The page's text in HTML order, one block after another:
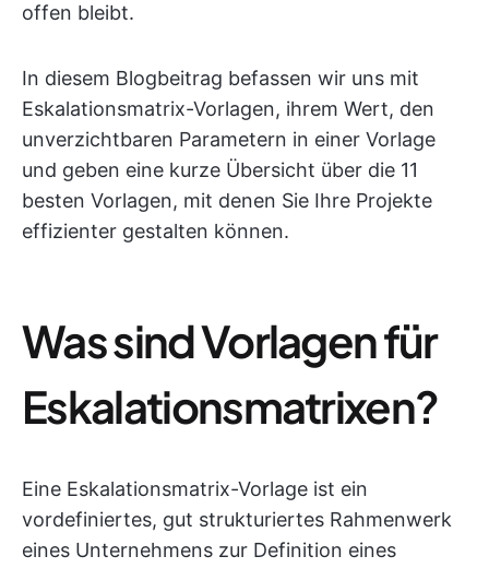
offen bleibt.
In diesem Blogbeitrag befassen wir uns mit
Eskalationsmatrix-Vorlagen, ihrem Wert, den
unverzichtbaren Parametern in einer Vorlage
und geben eine kurze Übersicht über die 11
besten Vorlagen, mit denen Sie Ihre Projekte
effizienter gestalten können.
Was sind Vorlagen für
Eskalationsmatrixen?
Eine Eskalationsmatrix-Vorlage ist ein
vordefiniertes, gut strukturiertes Rahmenwerk
eines Unternehmens zur Definition eines